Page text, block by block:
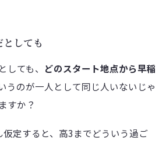
しても
ても、 どのスタート地点から早稲
うのが一人として同じ人いないじゃ
すか？
定すると、高3までどういう過ご